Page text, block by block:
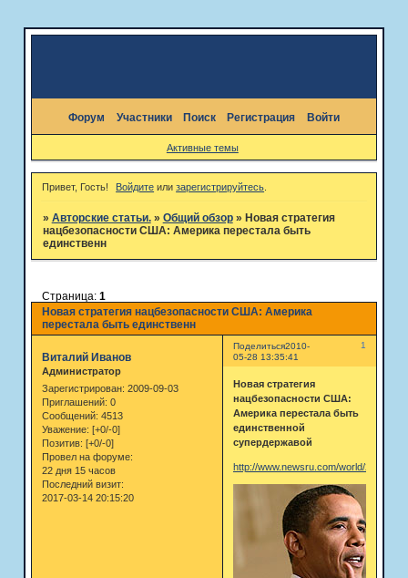
Форум Участники Поиск Регистрация Войти
Активные темы
Привет, Гость! Войдите илизарегистрируйтесь
» Авторские статьи. » Общий обзор » Новая стратегия
нацбезопасности США: Америка перестала быть
единственн
Новая стратегия нацбезопасности США: Америка
перестала быть единственн
Страница: 1
Поделиться 1
2010-
05-28 13:35:41
Виталий Иванов
Администратор
Зарегистрирован: 2009-09-03
Приглашений: 0
Сообщений: 4513
Уважение: [+0/-0]
Позитив: [+0/-0]
Провел на форуме:
22 дня 15 часов
Последний визит:
2017-03-14 20:15:20
Новая стратегия
нацбезопасности США:
Америка перестала быть
единственной
супердержавой
http://www.newsru.com/world/